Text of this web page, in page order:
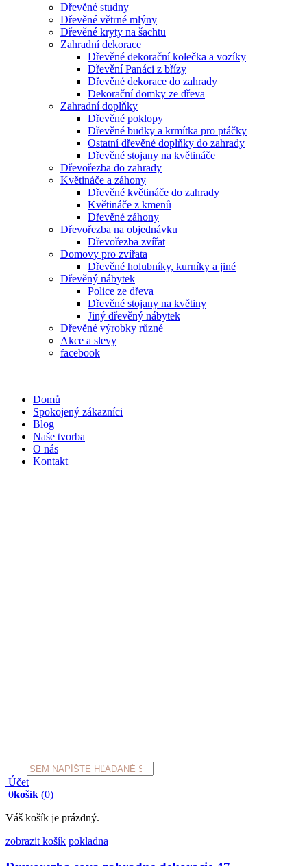
Dřevěné studny
Dřevěné větrné mlýny
Dřevěné kryty na šachtu
Zahradní dekorace
Dřevěné dekorační kolečka a vozíky
Dřevění Panáci z břízy
Dřevěné dekorace do zahrady
Dekorační domky ze dřeva
Zahradní doplňky
Dřevěné poklopy
Dřevěné budky a krmítka pro ptáčky
Ostatní dřevěné doplňky do zahrady
Dřevěné stojany na květináče
Dřevořezba do zahrady
Květináče a záhony
Dřevěné květináče do zahrady
Květináče z kmenů
Dřevěné záhony
Dřevořezba na objednávku
Dřevořezba zvířat
Domovy pro zvířata
Dřevěné holubníky, kurníky a jiné
Dřevěný nábytek
Police ze dřeva
Dřevěné stojany na květiny
Jiný dřevěný nábytek
Dřevěné výrobky různé
Akce a slevy
facebook
Domů
Spokojený zákazníci
Blog
Naše tvorba
O nás
Kontakt
Products
search
Účet
0košík (0)
Váš košík je prázdný.
zobrazit košík pokladna